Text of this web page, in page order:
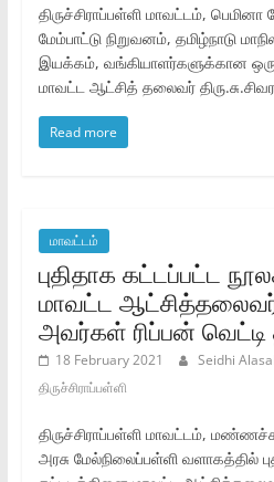
திருச்சிராப்பள்ளி மாவட்டம்‌,
மேம்பாட்டு நிறுவனம்‌, தமிழ்நாடு
இயக்கம்‌, வங்கியாளர்களுக்கான
மாவட்ட ஆட்சித்‌ தலைவர்‌
Read more
மாவட்டம்
புதிதாக கட்டப்பட்ட
மாவட்ட ஆட்சித்தலைவர்‌
அவர்கள்‌ ரிப்பன்‌ வெட்டி
18 February 2021 Seidhi Alasal
திருச்சிராப்பள்ளி
திருச்சிராப்பள்ளி மாவட்டம்‌,
அரசு மேல்நிலைப்பள்ளி வளாகத்தில்‌